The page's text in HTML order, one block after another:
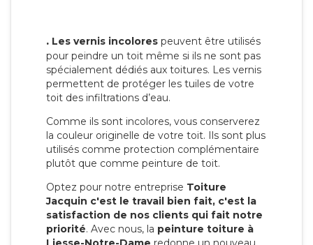
. Les vernis incolores peuvent être utilisés
pour peindre un toit même si ils ne sont pas
spécialement dédiés aux toitures. Les vernis
permettent de protéger les tuiles de votre
toit des infiltrations d’eau.
Comme ils sont incolores, vous conserverez
la couleur originelle de votre toit. Ils sont plus
utilisés comme protection complémentaire
plutôt que comme peinture de toit.
Optez pour notre entreprise Toiture
Jacquin c'est le travail bien fait, c'est la
satisfaction de nos clients qui fait notre
priorité. Avec nous, la peinture toiture à